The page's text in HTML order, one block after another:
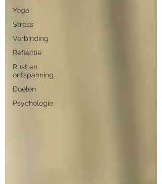
Yoga
Stress
Verbinding
Reflectie
Rust en
ontspanning
Doelen
Psychologie